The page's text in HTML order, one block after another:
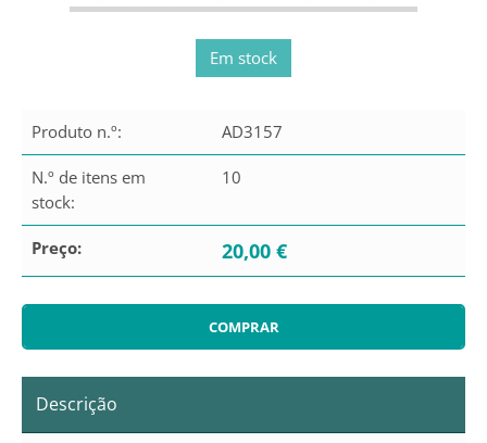
Em stock
Produto n.º: AD3157
N.º de itens em
stock:
10
Preço: 20,00 €
Descrição